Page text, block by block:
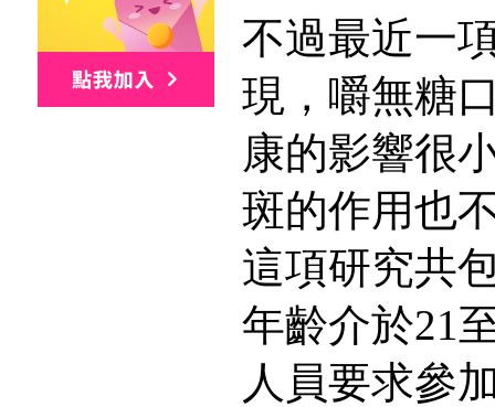
不過最近一
現，嚼無糖
康的影響很
斑的作用也
這項研究共
年齡介於21
人員要求參